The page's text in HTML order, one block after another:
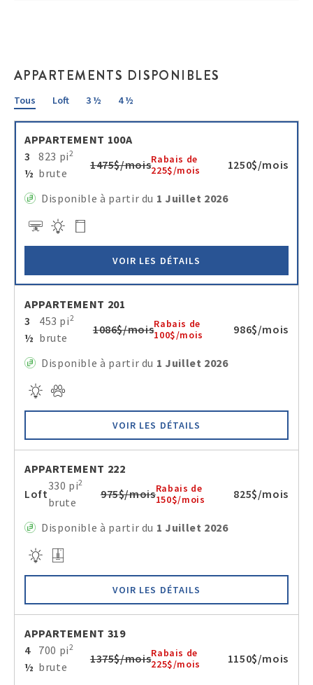
APPARTEMENTS DISPONIBLES
Tous Loft 3 ½ 4 ½
APPARTEMENT 100A
3
½
823 pi2
brute
1475$/moisRabais de
225$/mois
1250$/mois
Disponible à partir du 1 Juillet 2026
VOIR LES DÉTAILS
APPARTEMENT 201
3
½
453 pi2
brute
1086$/moisRabais de
100$/mois
986$/mois
Disponible à partir du 1 Juillet 2026
VOIR LES DÉTAILS
APPARTEMENT 222
Loft
330 pi2
brute
975$/moisRabais de
150$/mois
825$/mois
Disponible à partir du 1 Juillet 2026
VOIR LES DÉTAILS
APPARTEMENT 319
4
½
700 pi2
brute
1375$/moisRabais de
225$/mois
1150$/mois